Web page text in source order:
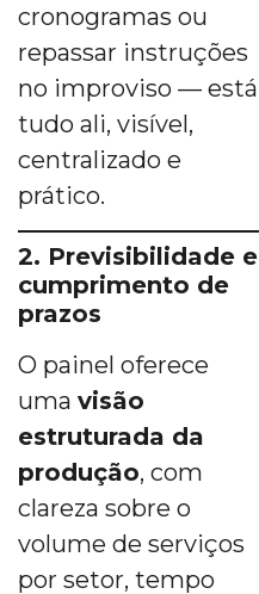
cronogramas ou
repassar instruções
no improviso — está
tudo ali, visível,
centralizado e
prático.
2. Previsibilidade e
cumprimento de
prazos
O painel oferece
uma visão
estruturada da
produção, com
clareza sobre o
volume de serviços
por setor, tempo